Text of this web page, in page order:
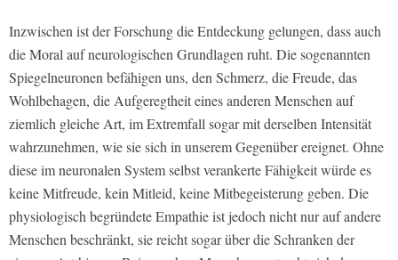
Inzwischen ist der Forschung die Entdeckung gelungen, dass auch
die Moral auf neurologischen Grundlagen ruht. Die sogenannten
Spiegelneuronen befähigen uns, den Schmerz, die Freude, das
Wohlbehagen, die Aufgeregtheit eines anderen Menschen auf
ziemlich gleiche Art, im Extremfall sogar mit derselben Intensität
wahrzunehmen, wie sie sich in unserem Gegenüber ereignet. Ohne
diese im neuronalen System selbst verankerte Fähigkeit würde es
keine Mitfreude, kein Mitleid, keine Mitbegeisterung geben. Die
physiologisch begründete Empathie ist jedoch nicht nur auf andere
Menschen beschränkt, sie reicht sogar über die Schranken der